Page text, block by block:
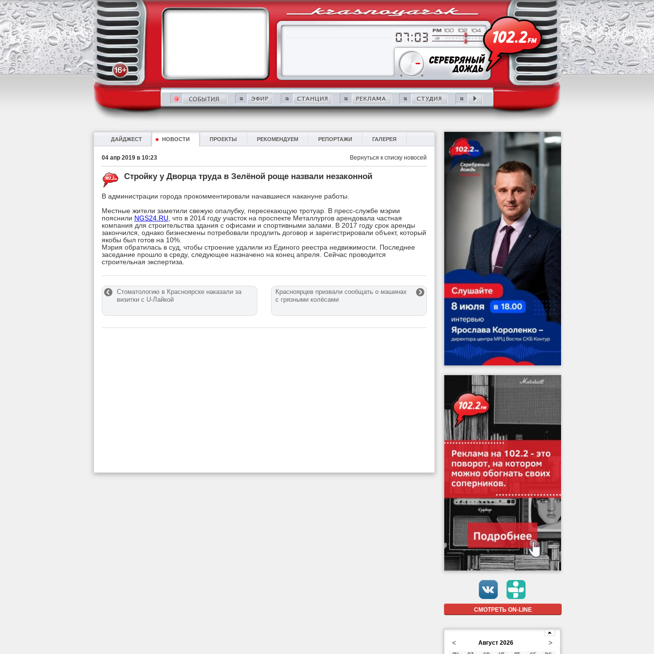
ДАЙДЖЕСТ НОВОСТИ ПРОЕКТЫ РЕКОМЕНДУЕМ РЕПОРТАЖИ ГАЛЕРЕЯ
04 апр 2019 в 10:23 Вернуться к списку новосей
Стройку у Дворца труда в Зелёной роще назвали незаконной
В администрации города прокомментировали начавшиеся накануне работы.
Местные жители заметили свежую опалубку, пересекающую тротуар. В пресс-службе мэрии
пояснили NGS24.RU , что в 2014 году участок на проспекте Металлургов арендовала частная
компания для строительства здания с офисами и спортивными залами. В 2017 году срок аренды
закончился, однако бизнесмены потребовали продлить договор и зарегистрировали объект, который
якобы был готов на 10%.
Мэрия обратилась в суд, чтобы строение удалили из Единого реестра недвижимости. Последнее
заседание прошло в среду, следующее назначено на конец апреля. Сейчас проводится
строительная экспертиза.
Стоматологию в Красноярске наказали за
визитки с U-Лайкой
Красноярцев призвали сообщать о машинах
с грязными колёсами
СМОТРЕТЬ ON-LINE
< >
Август 2026